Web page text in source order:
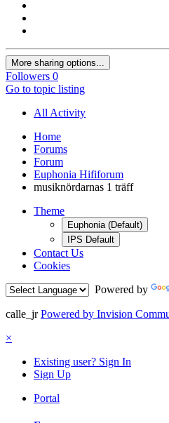
More sharing options...
Followers 0
Go to topic listing
All Activity
Home
Forums
Forum
Euphonia Hififorum
musiknördarnas 1 träff
Theme
Euphonia (Default)
IPS Default
Contact Us
Cookies
Powered by
calle_jr Powered by Invision
×
Existing user? Sign In
Sign Up
Portal